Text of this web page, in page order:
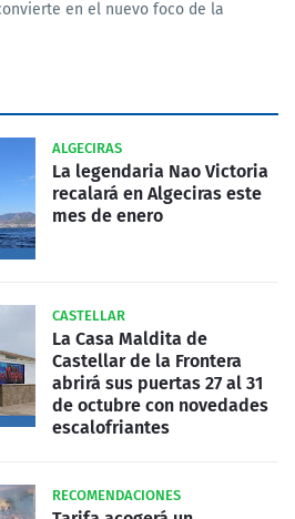
en el nuevo foco de la
ALGECIRAS
La legendaria Nao Victoria
recalará en Algeciras este
mes de enero
CASTELLAR
La Casa Maldita de
Castellar de la Frontera
abrirá sus puertas 27 al 31
de octubre con novedades
escalofriantes
RECOMENDACIONES